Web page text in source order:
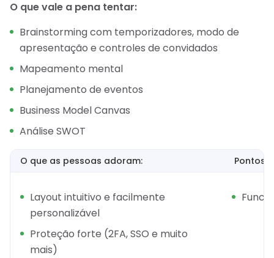
O que vale a pena tentar:
Brainstorming com temporizadores, modo de
apresentação e controles de convidados
Mapeamento mental
Planejamento de eventos
Business Model Canvas
Análise SWOT
O que as pessoas adoram: Pontos
Layout intuitivo e facilmente
personalizável
Proteção forte (2FA, SSO e muito
mais)